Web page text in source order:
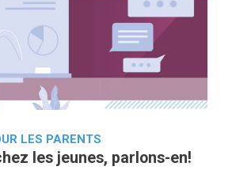
LES PARENTS
les jeunes, parlons-en!